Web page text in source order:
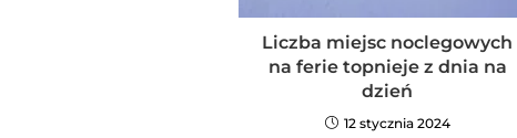
Liczba miejsc noclegowych
na ferie topnieje z dnia na
dzień
12 stycznia 2024